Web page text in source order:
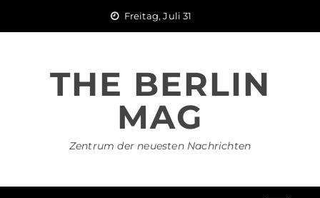
Freitag, Juli 31
THE BERLIN
MAG
Zentrum der neuesten Nachrichten